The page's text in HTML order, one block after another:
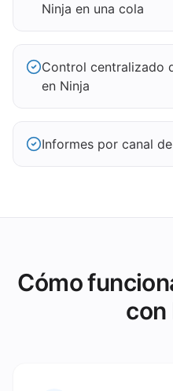
Ninja en una cola
Control centralizado
en Ninja
Informes por canal
Cómo
con